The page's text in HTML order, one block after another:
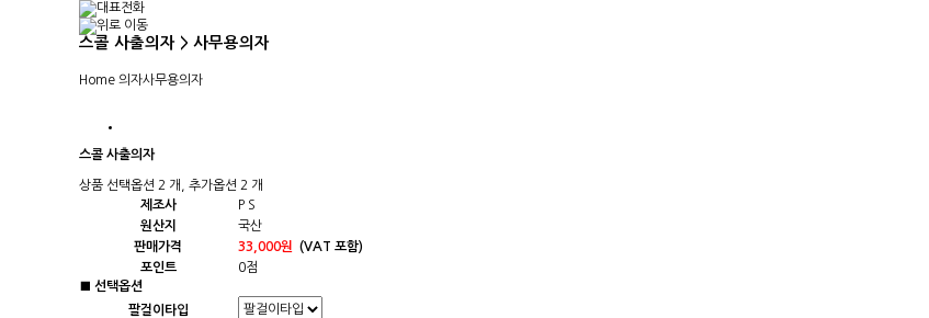
스콜 사출의자 > 사무용의자
Home 의자사무용의자
스콜 사출의자
상품 선택옵션 2 개, 추가옵션 2 개
제조사
P S
원산지
국산
판매가격
33,000원
(VAT 포함)
포인트
0점
■ 선택옵션
팔걸이타입